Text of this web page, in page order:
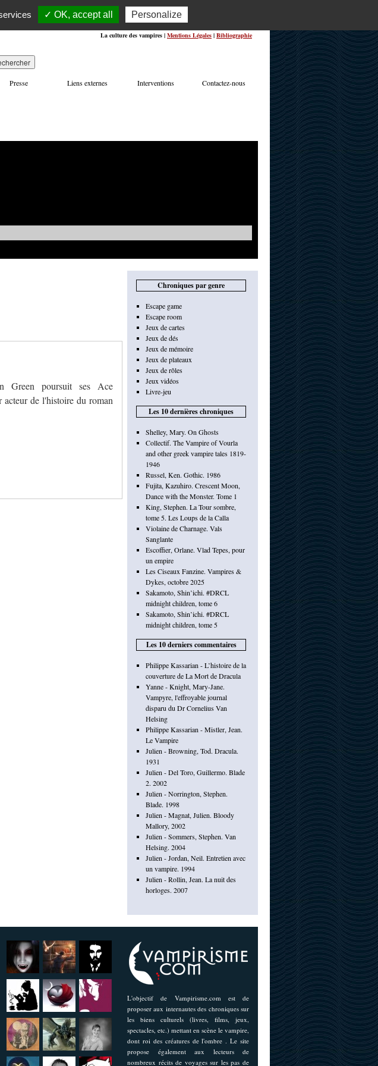
La culture des vampires | Mentions Légales | Bibliographie
Presse Liens externes Interventions Contactez-nous
Green poursuit ses Ace
acteur de l'histoire du roman
Chroniques par genre
Escape game
Escape room
Jeux de cartes
Jeux de dés
Jeux de mémoire
Jeux de plateaux
Jeux de rôles
Jeux vidéos
Livre-jeu
Les 10 dernières chroniques
Shelley, Mary. On Ghosts
Collectif. The Vampire of Vourla
and other greek vampire tales 1819-
1946
Russel, Ken. Gothic. 1986
Fujita, Kazuhiro. Crescent Moon,
Dance with the Monster. Tome 1
King, Stephen. La Tour sombre,
tome 5. Les Loups de la Calla
Violaine de Charnage. Vals
Sanglante
Escoffier, Orlane. Vlad Tepes, pour
un empire
Les Ciseaux Fanzine. Vampires &
Dykes, octobre 2025
Sakamoto, Shin’ichi. #DRCL
midnight children, tome 6
Sakamoto, Shin’ichi. #DRCL
midnight children, tome 5
Les 10 derniers commentaires
Philippe Kassarian - L’histoire de la
couverture de La Mort de Dracula
Yanne - Knight, Mary-Jane.
Vampyre, l'effroyable journal
disparu du Dr Cornelius Van
Helsing
Philippe Kassarian - Mistler, Jean.
Le Vampire
Julien - Browning, Tod. Dracula.
1931
Julien - Del Toro, Guillermo. Blade
2. 2002
Julien - Norrington, Stephen.
Blade. 1998
Julien - Magnat, Julien. Bloody
Mallory, 2002
Julien - Sommers, Stephen. Van
Helsing. 2004
Julien - Jordan, Neil. Entretien avec
un vampire. 1994
Julien - Rollin, Jean. La nuit des
horloges. 2007
L'objectif de Vampirisme.com est de
proposer aux internautes des chroniques sur
les biens culturels (livres, films, jeux,
spectacles, etc.) mettant en scène le vampire,
dont roi des créatures de l'ombre . Le site
propose également aux lecteurs de
nombreux récits de voyages sur les pas de
✓ OK, accept all Personalize